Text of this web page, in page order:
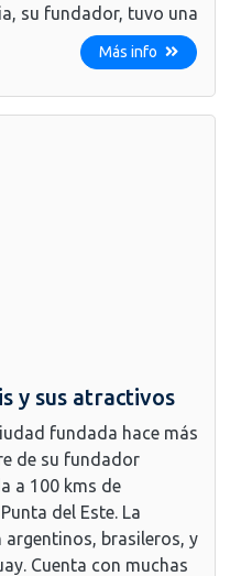
su fundador, tuvo una
Más info
y sus atractivos
fundada hace más
de su fundador
a 100 kms de
del Este. La
brasileros, y
Cuenta con muchas